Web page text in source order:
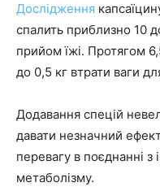
Дослідження
спалить приблизно 10
прийом їжі. Протягом
до 0,5 кг втрати ваги
Додавання спецій
давати незначний
перевагу в поєднанні
метаболізму.